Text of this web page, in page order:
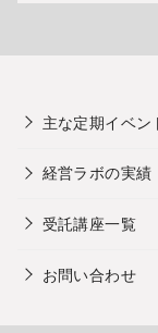
主な定期イベン
経営ラボの実績
受託講座一覧
お問い合わせ